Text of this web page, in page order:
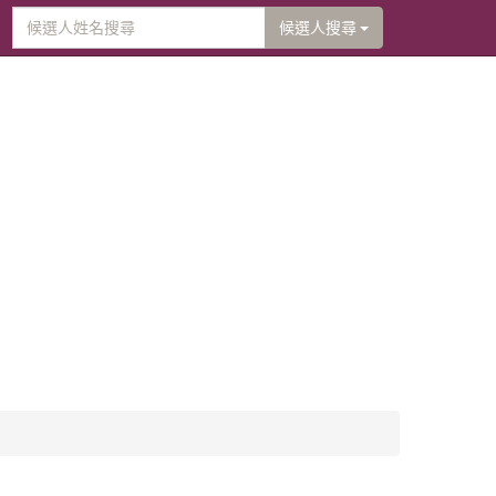
候選人搜尋